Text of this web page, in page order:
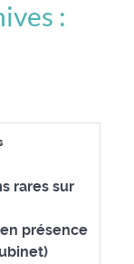
:
rares sur
présence